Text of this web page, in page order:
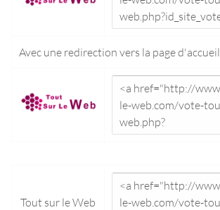
Avec une redirection vers la page d'accueil
Tout sur le Web